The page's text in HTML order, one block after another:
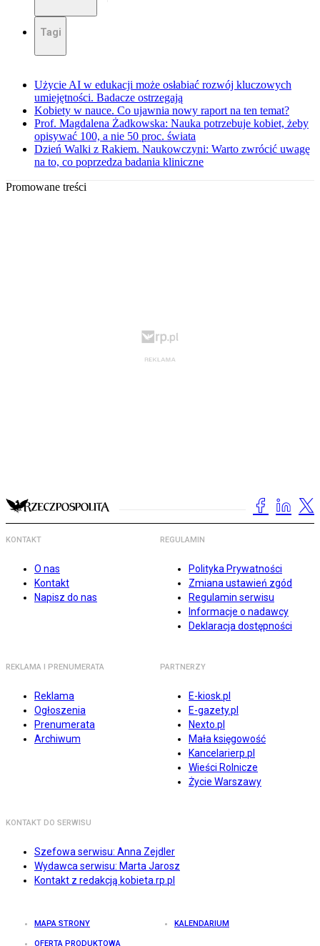
Tagi
Użycie AI w edukacji może osłabiać rozwój kluczowych
umiejętności. Badacze ostrzegają
Kobiety w nauce. Co ujawnia nowy raport na ten temat?
Prof. Magdalena Żadkowska: Nauka potrzebuje kobiet, żeby
opisywać 100, a nie 50 proc. świata
Dzień Walki z Rakiem. Naukowczyni: Warto zwrócić uwagę
na to, co poprzedza badania kliniczne
Promowane treści
KONTAKT
O nas
Kontakt
Napisz do nas
REGULAMIN
Polityka Prywatności
Zmiana ustawień zgód
Regulamin serwisu
Informacje o nadawcy
Deklaracja dostępności
REKLAMA I PRENUMERATA
Reklama
Ogłoszenia
Prenumerata
Archiwum
PARTNERZY
E-kiosk.pl
E-gazety.pl
Nexto.pl
Mała księgowość
Kancelarierp.pl
Wieści Rolnicze
Życie Warszawy
KONTAKT DO SERWISU
Szefowa serwisu: Anna Zejdler
Wydawca serwisu: Marta Jarosz
Kontakt z redakcją kobieta.rp.pl
MAPA STRONY KALENDARIUM
OFERTA PRODUKTOWA